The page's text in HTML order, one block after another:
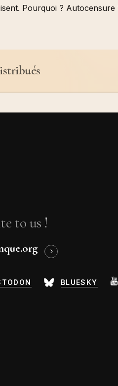
Pourquoi ? Autocensure
to us !
BLUESKY